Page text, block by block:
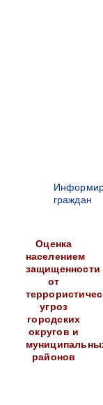
граждан
Оценка
населением
защищенности
от
угроз
городских
округов и
районов